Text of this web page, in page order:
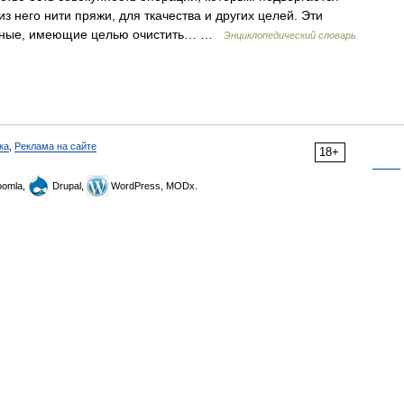
него нити пряжи, для ткачества и других целей. Эти
имеющие целью очистить… …
Энциклопедический словарь
18+
Реклама на сайте
Drupal, WordPress, MODx.